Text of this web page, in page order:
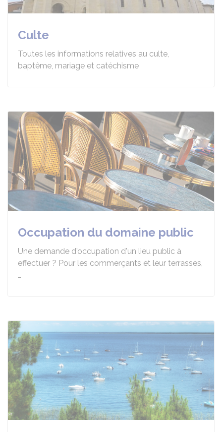
Culte
Toutes les informations relatives au culte,
baptême, mariage et catéchisme
Occupation du domaine public
Une demande d'occupation d'un lieu public à
effectuer ? Pour les commerçants et leur terrasses,
…